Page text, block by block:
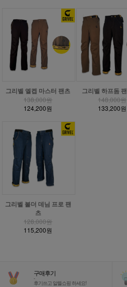
그리벨 엘켑 마스터 팬츠
138,000원
124,200원
그리벨 하프돔
148,000원
133,200원
그리벨 볼더 데님 프로 팬
츠
128,000원
115,200원
구매후기
-
후기쓰고 알뜰쇼핑 하세요!